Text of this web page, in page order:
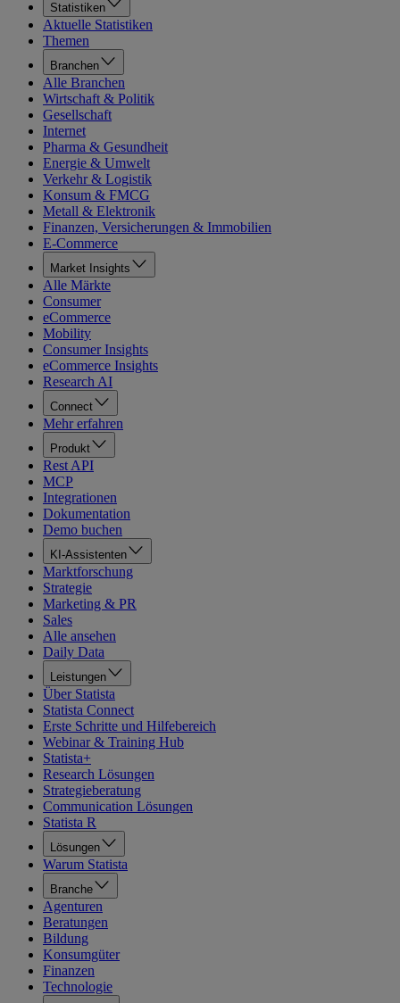
Statistiken
Aktuelle Statistiken
Themen
Branchen
Alle Branchen
Wirtschaft & Politik
Gesellschaft
Internet
Pharma & Gesundheit
Energie & Umwelt
Verkehr & Logistik
Konsum & FMCG
Metall & Elektronik
Finanzen, Versicherungen & Immobilien
E-Commerce
Market Insights
Alle Märkte
Consumer
eCommerce
Mobility
Consumer Insights
eCommerce Insights
Research AI
Connect
Mehr erfahren
Produkt
Rest API
MCP
Integrationen
Dokumentation
Demo buchen
KI-Assistenten
Marktforschung
Strategie
Marketing & PR
Sales
Alle ansehen
Daily Data
Leistungen
Über Statista
Statista Connect
Erste Schritte und Hilfebereich
Webinar & Training Hub
Statista+
Research Lösungen
Strategieberatung
Communication Lösungen
Statista R
Lösungen
Warum Statista
Branche
Agenturen
Beratungen
Bildung
Konsumgüter
Finanzen
Technologie